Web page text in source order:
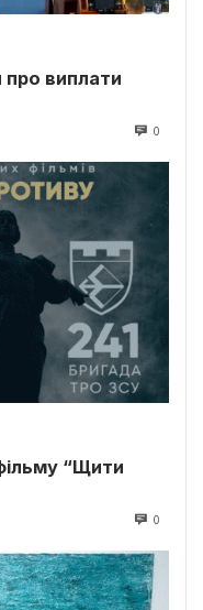
про виплати
0
“Щити
0